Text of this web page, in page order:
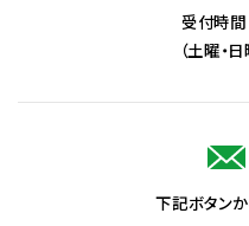
受付時
（土曜・
下記ボタンか